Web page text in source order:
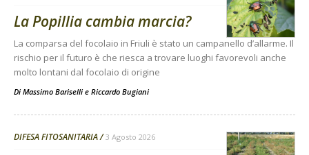
La Popillia cambia marcia?
La comparsa del focolaio in Friuli è stato un campanello d’allarme. Il
rischio per il futuro è che riesca a trovare luoghi favorevoli anche
molto lontani dal focolaio di origine
Di Massimo Bariselli e Riccardo Bugiani
DIFESA FITOSANITARIA 3 Agosto 2026